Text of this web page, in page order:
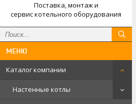
Поставка, монтаж и
сервис котельного оборудования
Каталог компании
Настенные котлы